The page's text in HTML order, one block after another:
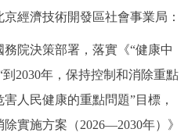
我要諮詢 我要建議
上訪談 圖説互動
經濟技術開發區社會事業局：
院決策部署，落實《“健康中
到2030年，保持控制和消除重點
人民健康的重點問題”目標，
實施方案（2026—2030年）》